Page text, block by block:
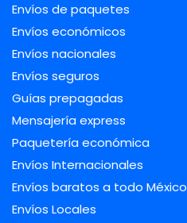
Envíos de paquetes
Envíos económicos
Envíos nacionales
Envíos seguros
Guías prepagadas
Mensajería express
Paquetería económica
Envíos Internacionales
Envíos baratos a todo México
Envíos Locales